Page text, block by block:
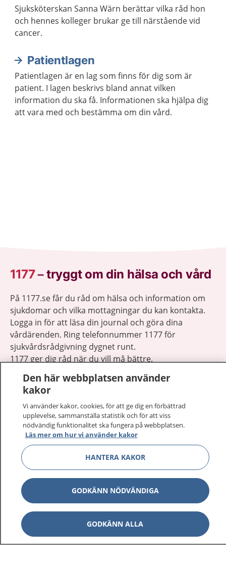
Sjuksköterskan Sanna Wärn berättar vilka råd hon
och hennes kolleger brukar ge till närstående vid
cancer.
Patientlagen
Patientlagen är en lag som finns för dig som är
patient. I lagen beskrivs bland annat vilken
information du ska få. Informationen ska hjälpa dig
att vara med och bestämma om din vård.
1177–tryggt om din hälsa och vård
På 1177.se får du råd om hälsa och information om
sjukdomar och vilka mottagningar du kan kontakta.
Logga in för att läsa din journal och göra dina
vårdärenden. Ring telefonnummer 1177 för
sjukvårdsrådgivning dygnet runt.
1177 ger dig råd när du vill må bättre.
1177 på flera språk
Om 1177 Visa
Kontakt Visa
Behandling av personuppgifter
Hantering av kakor
Den här webbplatsen använder
kakor
Vi använder kakor, cookies, för att ge dig en förbättrad
upplevelse, sammanställa statistik och för att viss
nödvändig funktionalitet ska fungera på webbplatsen.
Läs mer om hur vi använder kakor
HANTERA KAKOR
GODKÄNN NÖDVÄNDIGA
GODKÄNN ALLA